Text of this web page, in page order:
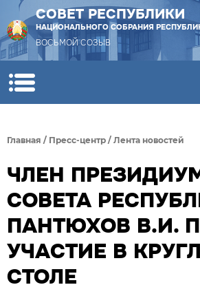
СОВЕТ РЕСПУБЛИКИ
НАЦИОНАЛЬНОГО СОБРАНИЯ
ВОСЬМОЙ СОЗЫВ
Главная / Пресс-центр / Лента новостей
ЧЛЕН
СОВЕТА
ПАНТЮХОВ В.И.
УЧАСТИЕ В
СТОЛЕ